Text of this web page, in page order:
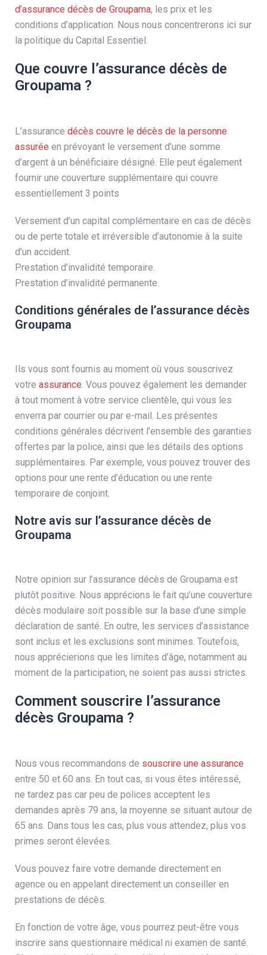
d’assurance décès de Groupama, les prix et les
conditions d’application. Nous nous concentrerons ici sur
la politique du Capital Essentiel.
Que couvre l’assurance décès de
Groupama ?
L’assurance décès couvre le décès de la personne
assurée en prévoyant le versement d’une somme
d’argent à un bénéficiaire désigné. Elle peut également
fournir une couverture supplémentaire qui couvre
essentiellement 3 points
Versement d’un capital complémentaire en cas de décès
ou de perte totale et irréversible d’autonomie à la suite
d’un accident.
Prestation d’invalidité temporaire.
Prestation d’invalidité permanente.
Conditions générales de l’assurance décès
Groupama
Ils vous sont fournis au moment où vous souscrivez
votre assurance. Vous pouvez également les demander
à tout moment à votre service clientèle, qui vous les
enverra par courrier ou par e-mail. Les présentes
conditions générales décrivent l’ensemble des garanties
offertes par la police, ainsi que les détails des options
supplémentaires. Par exemple, vous pouvez trouver des
options pour une rente d’éducation ou une rente
temporaire de conjoint.
Notre avis sur l’assurance décès de
Groupama
Notre opinion sur l’assurance décès de Groupama est
plutôt positive. Nous apprécions le fait qu’une couverture
décès modulaire soit possible sur la base d’une simple
déclaration de santé. En outre, les services d’assistance
sont inclus et les exclusions sont minimes. Toutefois,
nous apprécierions que les limites d’âge, notamment au
moment de la participation, ne soient pas aussi strictes.
Comment souscrire l’assurance
décès Groupama ?
Nous vous recommandons de souscrire une assurance
entre 50 et 60 ans. En tout cas, si vous êtes intéressé,
ne tardez pas car peu de polices acceptent les
demandes après 79 ans, la moyenne se situant autour de
65 ans. Dans tous les cas, plus vous attendez, plus vos
primes seront élevées.
Vous pouvez faire votre demande directement en
agence ou en appelant directement un conseiller en
prestations de décès.
En fonction de votre âge, vous pourrez peut-être vous
inscrire sans questionnaire médical ni examen de santé.